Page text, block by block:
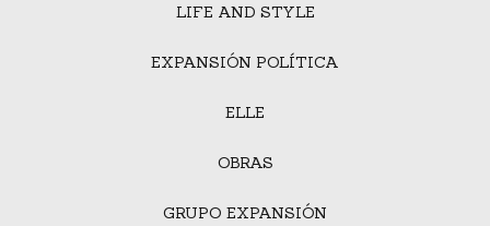
LIFE AND STYLE
EXPANSIÓN POLÍTICA
ELLE
OBRAS
GRUPO EXPANSIÓN